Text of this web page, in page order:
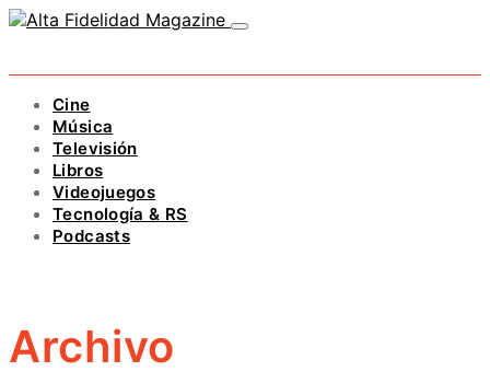
Cine
Música
Televisión
Libros
Videojuegos
Tecnología & RS
Podcasts
Archivo